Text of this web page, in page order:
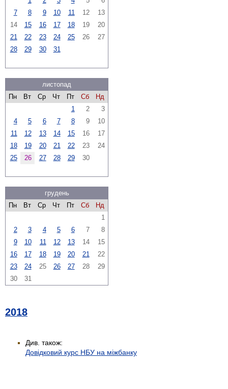
7
8 9 10 11 12
13
14
15 16 17 18 19
20
21
22 23 24 25 26
27
28
29 30 31
листопад
Пн
Вт Ср Чт Пт Сб
Нд
1
2
3
4
5 6 7 8 9
10
11
12 13 14 15 16
17
18
19 20 21 22 23
24
25
26 27 28 29 30
грудень
Пн
Вт Ср Чт Пт Сб
Нд
1
2
3 4 5 6 7
8
9
10 11 12 13 14
15
16
17 18 19 20 21
22
23
24 25 26 27 28
29
30
31
2018
Див. також:
Довідковий курс НБУ на міжбанку